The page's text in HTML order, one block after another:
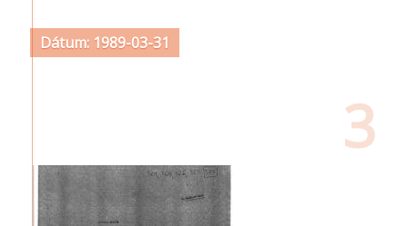
Dátum: 1989-03-31
3